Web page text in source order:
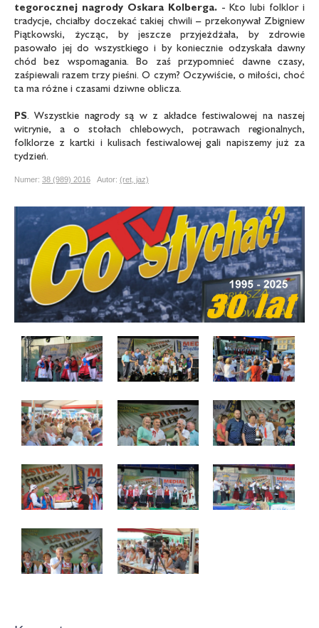
tegorocznej nagrody Oskara Kolberga.- Kto lubi folklor i
tradycje, chciałby doczekać takiej chwili – przekonywał Zbigniew
Piątkowski, życząc, by jeszcze przyjeżdżała, by zdrowie
pasowało jej do wszystkiego i by koniecznie odzyskała dawny
chód bez wspomagania. Bo zaś przypomnieć dawne czasy,
zaśpiewali razem trzy pieśni. O czym? Oczywiście, o miłości, choć
ta ma różne i czasami dziwne oblicza.
PS. Wszystkie nagrody są w z akładce festiwalowej na naszej
witrynie, a o stołach chlebowych, potrawach regionalnych,
folklorze z kartki i kulisach festiwalowej gali napiszemy już za
tydzień.
Numer: 38 (989) 2016 Autor: (ret, jaz)